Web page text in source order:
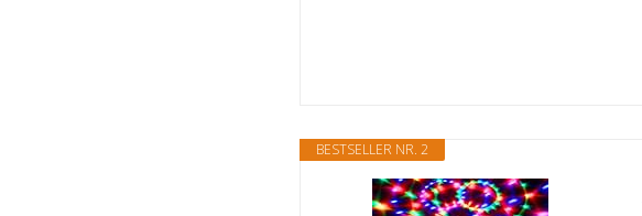
BESTSELLER NR. 2